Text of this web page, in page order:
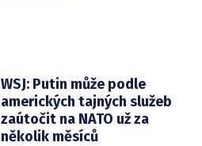
WSJ: Putin může podle
amerických tajných služeb
zaútočit na NATO už za
několik měsíců